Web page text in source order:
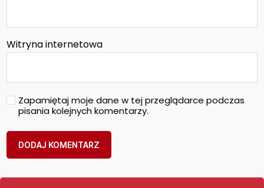
Witryna internetowa
Zapamiętaj moje dane w tej przeglądarce podczas
pisania kolejnych komentarzy.